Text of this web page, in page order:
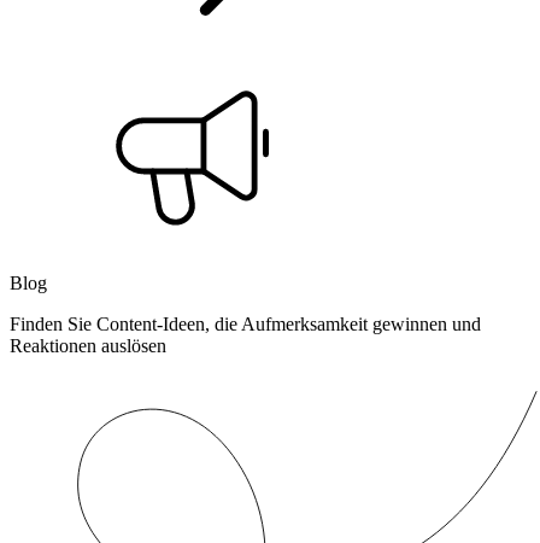
Blog
Finden Sie Content-Ideen, die Aufmerksamkeit gewinnen und
Reaktionen auslösen